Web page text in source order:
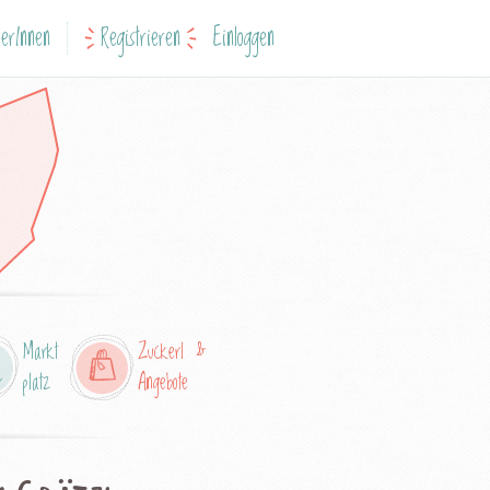
Registrieren Einloggen
Markt
platz
Zuckerl &
Angebote